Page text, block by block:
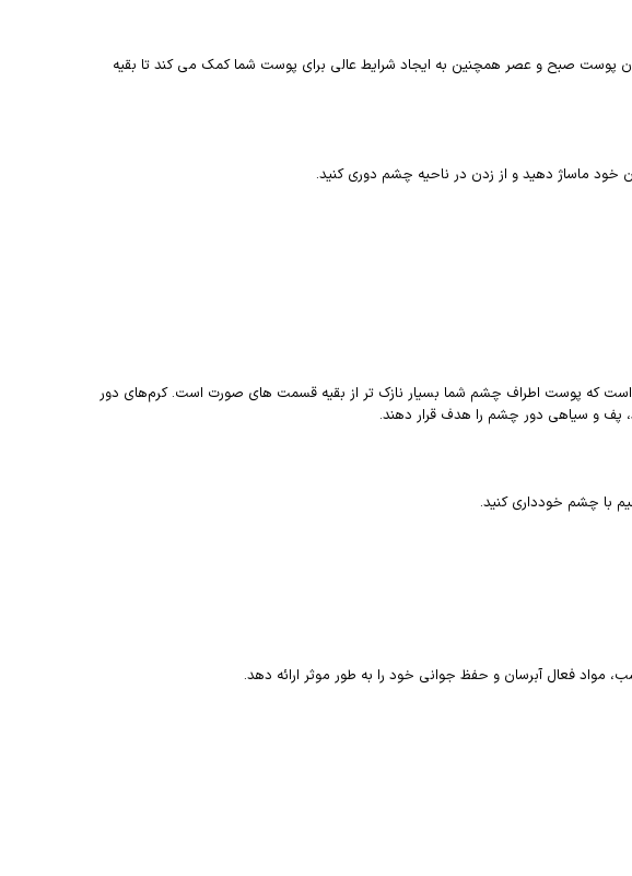
صبح و عصر همچنین به ایجاد شرایط عالی برای پوست شما کمک می کند تا بقیه
خود ماساژ دهید و از زدن در ناحیه چشم دوری کنید.
که پوست اطراف چشم شما بسیار نازک تر از بقیه قسمت های صورت است. کرم‌های دور
پف و سیاهی دور چشم را هدف قرار دهند.